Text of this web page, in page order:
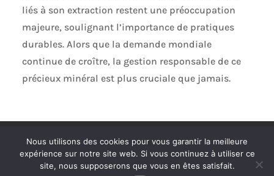
liés à son extraction restent une préoccupation
majeure, soulignant l’importance de pratiques
durables. Alors que la demande mondiale
continue de croître, la gestion responsable de ce
précieux minéral est plus cruciale que jamais.
Politique de confidentialité
Mentions légales
Plan de site
Contact
Nous utilisons des cookies pour vous garantir la meilleure
expérience sur notre site web. Si vous continuez à utiliser ce
site, nous supposerons que vous en êtes satisfait.